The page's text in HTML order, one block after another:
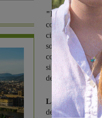
"I candidati,
condividono e
cittadini nella
solennemente fin
consapevoli che
si limita alla
della sua
La lista dei
della giustizia,